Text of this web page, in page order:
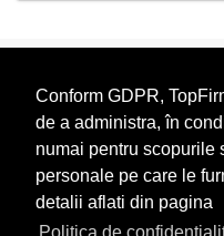
Conform GDPR,
de a administra, în
numai pentru scopurile
personale pe care le
detalii aflati din pagina
Topurile sunt realizate de
depuse si au scop
Este interzisa folosirea
precizarea sursei.
Daca doriti sa achizitionati
despre agentii economici